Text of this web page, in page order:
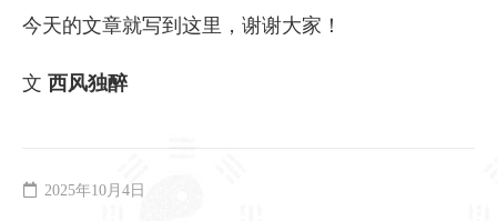
今天的文章就写到这里，谢谢大家！
文 西风独醉
2025年10月4日